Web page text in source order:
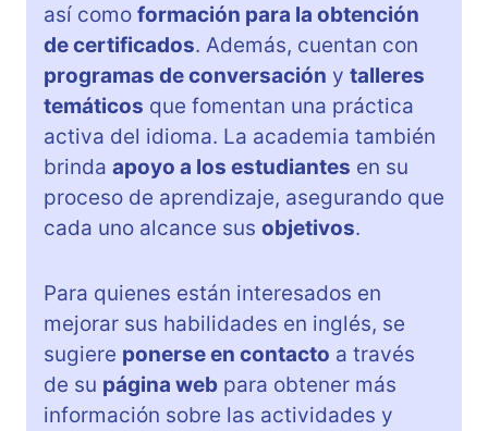
así como formación para la obtención
de certificados. Además, cuentan con
programas de conversación y talleres
temáticos que fomentan una práctica
activa del idioma. La academia también
brinda apoyo a los estudiantes en su
proceso de aprendizaje, asegurando que
cada uno alcance sus objetivos.
Para quienes están interesados en
mejorar sus habilidades en inglés, se
sugiere ponerse en contacto a través
de su página web para obtener más
información sobre las actividades y